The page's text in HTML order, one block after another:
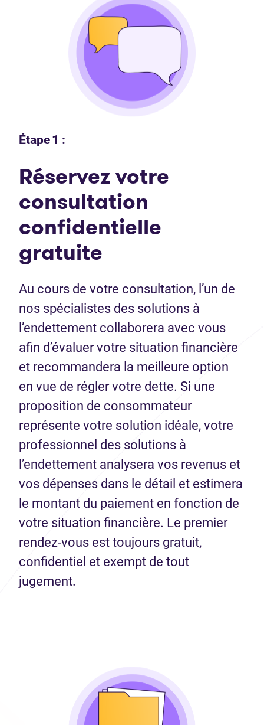
Étape 1 :
Réservez votre
consultation
confidentielle
gratuite
Au cours de votre consultation, l’un de
nos spécialistes des solutions à
l’endettement collaborera avec vous
afin d’évaluer votre situation financière
et recommandera la meilleure option
en vue de régler votre dette. Si une
proposition de consommateur
représente votre solution idéale, votre
professionnel des solutions à
l’endettement analysera vos revenus et
vos dépenses dans le détail et estimera
le montant du paiement en fonction de
votre situation financière. Le premier
rendez-vous est toujours gratuit,
confidentiel et exempt de tout
jugement.